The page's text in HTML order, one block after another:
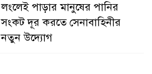
লংলেই পাড়ার মানুষের পানির
সংকট দূর করতে সেনাবাহিনীর
নতুন উদ্যোগ